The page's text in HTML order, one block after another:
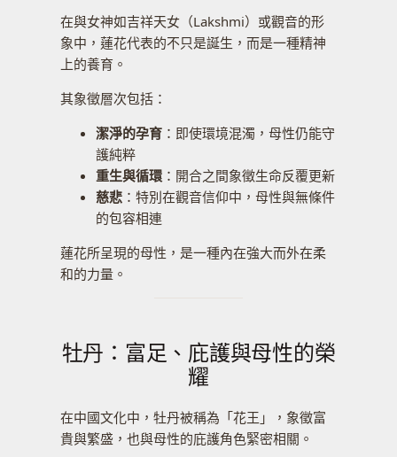
在與女神如吉祥天女（Lakshmi）或觀音的形
象中，蓮花代表的不只是誕生，而是一種精神
上的養育。
其象徵層次包括：
潔淨的孕育 ：即使環境混濁，母性仍能守
護純粹
重生與循環 ：開合之間象徵生命反覆更新
慈悲 ：特別在觀音信仰中，母性與無條件
的包容相連
蓮花所呈現的母性，是一種內在強大而外在柔
和的力量。
牡丹：富足、庇護與母性的榮
耀
在中國文化中，牡丹被稱為「花王」，象徵富
貴與繁盛，也與母性的庇護角色緊密相關。